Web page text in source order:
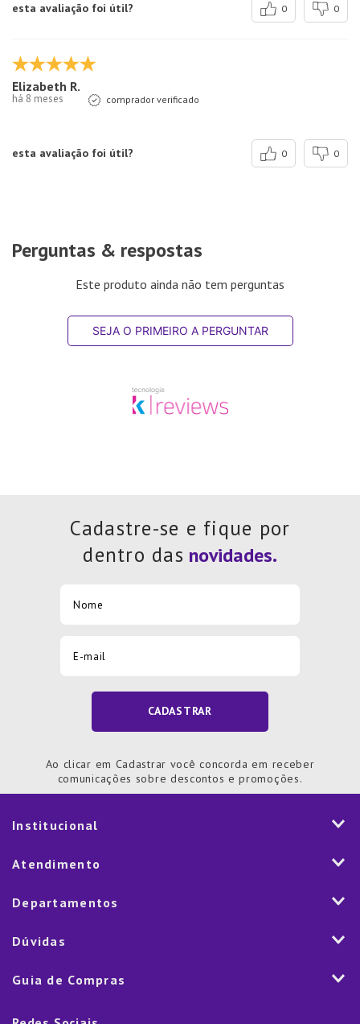
esta avaliação foi útil? 0 0
Elizabeth R.
há 8 meses comprador verificado
esta avaliação foi útil? 0 0
Perguntas & respostas
Este produto ainda não tem perguntas
SEJA O PRIMEIRO A PERGUNTAR
Cadastre-se e fique por
dentro das
CADASTRAR
Ao clicar em Cadastrar você concorda em receber
comunicações sobre descontos e promoções.
Institucional
História
Nossas Lojas
Marketplace
Atendimento
Fale Conosco
Trocas e Devoluções
Rastreamento de pedido
Departamentos
Mesa
Eletroportáteis
Dúvidas
Como Comprar
Política de Cookies
Guia de Compras